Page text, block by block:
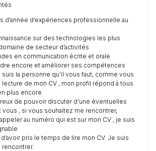
d’année d’expériences professionnelle au
sur des technologies les plus
de secteur d’activités
en communication écrite et orale
encore et améliorer ses compétences
la personne qu’il vous faut, comme vous
lecture de mon CV , mon profil répond à tous
plus encore.
de pouvoir discuter d’une éventuelles
vous , si vous souhaitez me rencontrer,
au numéro qui est sur mon CV , je suis
pris le temps de lire mon CV. Je suis